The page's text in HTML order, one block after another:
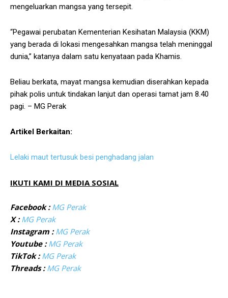
mengeluarkan mangsa yang tersepit.
“Pegawai perubatan Kementerian Kesihatan Malaysia (KKM)
yang berada di lokasi mengesahkan mangsa telah meninggal
dunia,” katanya dalam satu kenyataan pada Khamis.
Beliau berkata, mayat mangsa kemudian diserahkan kepada
pihak polis untuk tindakan lanjut dan operasi tamat jam 8.40
pagi. – MG Perak
Artikel Berkaitan:
Lelaki maut tertusuk besi penghadang jalan
IKUTI KAMI DI MEDIA SOSIAL
Facebook : MG Perak
X : MG Perak
Instagram : MG Perak
Youtube : MG Perak
TikTok : MG Perak
Threads : MG Perak